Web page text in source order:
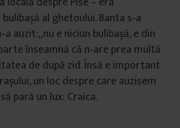
al ghetoului. Banta s‑a
auzit:„nu e niciun bulibașă, e din
înseamnă că n‑are prea multă
de după zid. Însă e important
un loc despre care auzisem
pară un lux: Craica.